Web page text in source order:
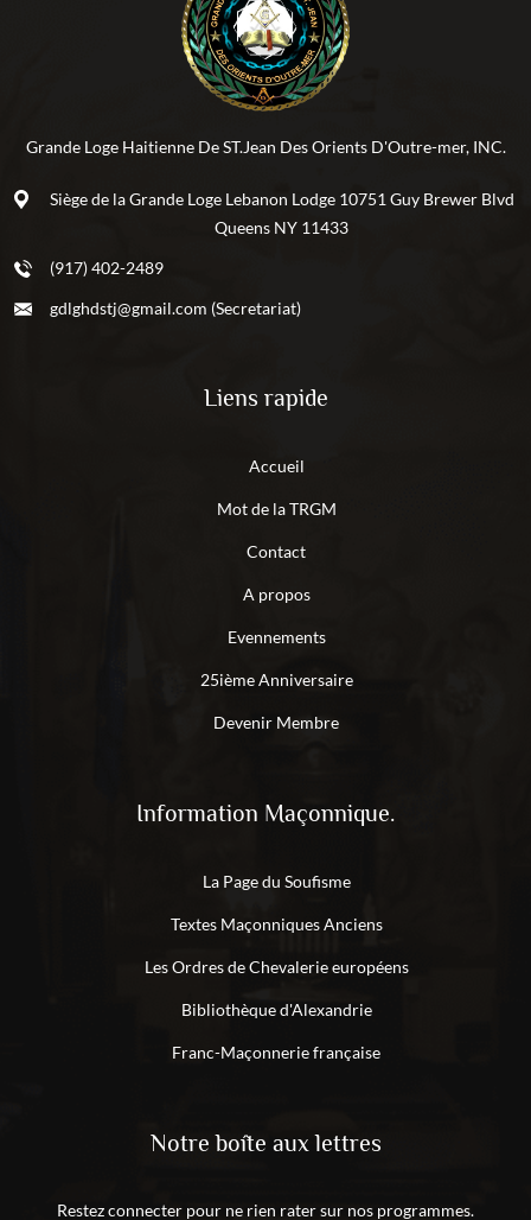
Grande Loge Haitienne De ST.Jean Des Orients D'Outre-mer, INC.
Siège de la Grande Loge Lebanon Lodge 10751 Guy Brewer Blvd
Queens NY 11433
(917) 402-2489
gdlghdstj@gmail.com (Secretariat)
Liens rapide
Accueil
Mot de la TRGM
Contact
A propos
Evennements
25ième Anniversaire
Devenir Membre
Information Maçonnique.
La Page du Soufisme
Textes Maçonniques Anciens
Les Ordres de Chevalerie européens
Bibliothèque d'Alexandrie
Franc-Maçonnerie française
Notre boîte aux lettres
Restez connecter pour ne rien rater sur nos programmes.